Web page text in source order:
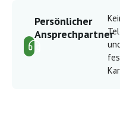
Persönlicher
Ansprechpartner